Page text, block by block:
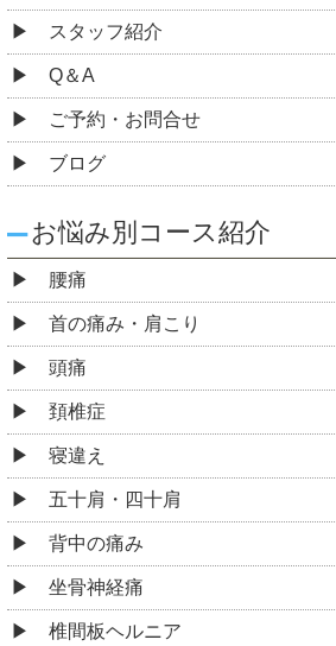
スタッフ紹介
Q＆A
ご予約・お問合せ
ブログ
お悩み別コース紹介
腰痛
首の痛み・肩こり
頭痛
頚椎症
寝違え
五十肩・四十肩
背中の痛み
坐骨神経痛
椎間板ヘルニア